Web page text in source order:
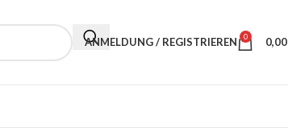
ANMELDUNG / REGISTRIEREN 0